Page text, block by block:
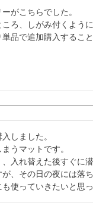
がこちらでした。
ろ、しがみ付くよう
品で追加購入すること
しました。
うマットです。
入れ替えた後すぐに
、その日の夜には落
使っていきたいと思っ